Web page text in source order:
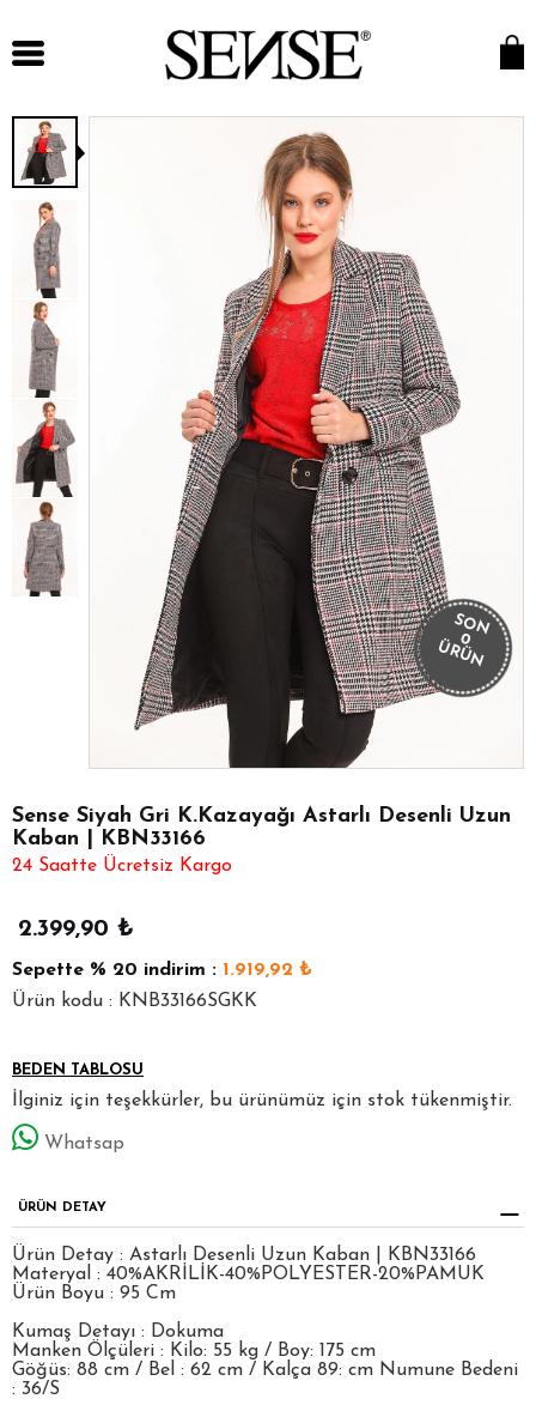
SON
0
ÜRÜN
Sense Siyah Gri K.Kazayağı Astarlı Desenli Uzun
Kaban | KBN33166
24 Saatte Ücretsiz Kargo
2.399,90 ₺
Sepette % 20 indirim : 1.919,92 ₺
Ürün kodu : KNB33166SGKK
BEDEN TABLOSU
İlginiz için teşekkürler, bu ürünümüz için stok tükenmiştir.
Whatsap
ÜRÜN DETAY
Ürün Detay : Astarlı Desenli Uzun Kaban | KBN33166
Materyal : 40%AKRİLİK-40%POLYESTER-20%PAMUK
Ürün Boyu : 95 Cm
Kumaş Detayı : Dokuma
Manken Ölçüleri : Kilo: 55 kg / Boy: 175 cm
Göğüs: 88 cm / Bel : 62 cm / Kalça 89: cm Numune Bedeni
: 36/S